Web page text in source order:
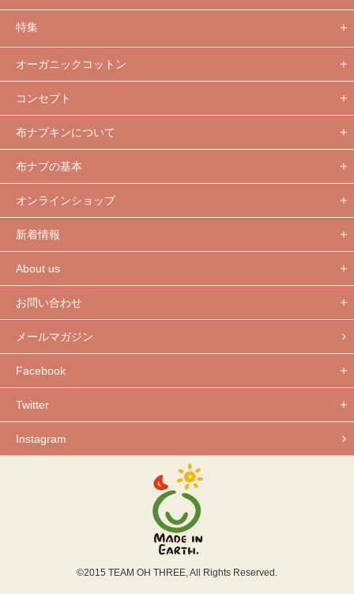
特集
オーガニックコットン
コンセプト
布ナプキンについて
布ナプの基本
オンラインショップ
新着情報
About us
お問い合わせ
メールマガジン
Facebook
Twitter
Instagram
©2015 TEAM OH THREE, All Rights Reserved.